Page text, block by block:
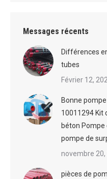
Messages récents
Différences
tubes
Février 12,
Bonne
10011294 Kit
béton
pompe de
novembre 20,
pièces de